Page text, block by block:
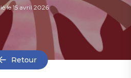
le 15 avril 2026
Retour